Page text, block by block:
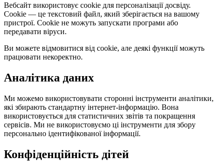
Вебсайт використовує cookie для персоналізації досвіду.
Cookie — це текстовий файл, який зберігається на вашому
пристрої. Cookie не можуть запускати програми або
передавати віруси.
Ви можете відмовитися від cookie, але деякі функції можуть
працювати некоректно.
Аналітика даних
Ми можемо використовувати сторонні інструменти аналітики,
які збирають стандартну інтернет-інформацію. Вона
використовується для статистичних звітів та покращення
сервісів. Ми не використовуємо ці інструменти для збору
персонально ідентифікованої інформації.
Конфіденційність дітей